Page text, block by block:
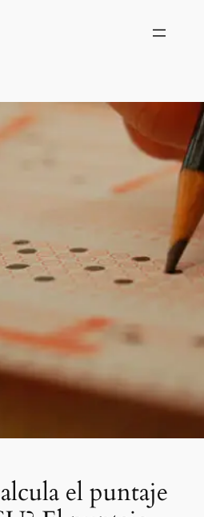
el puntaje